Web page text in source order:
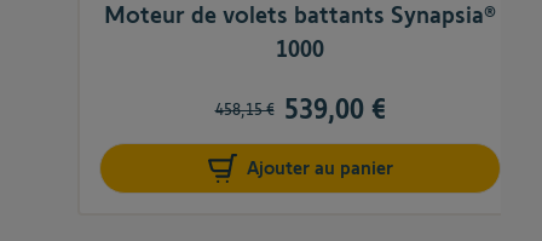
Moteur de volets battants Synapsia®
1000
539,00 €
458,15 €
Ajouter au panier